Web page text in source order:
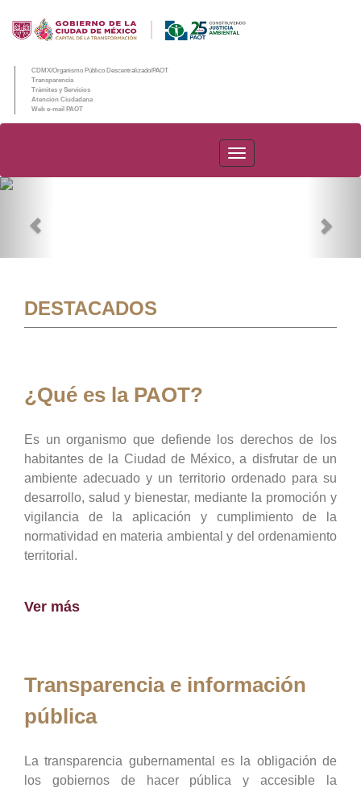
CDMX/Organismo Público Descentralizado/PAOT
Transparencia
Trámites y Servicios
Atención Ciudadana
Web e-mail PAOT
PAOT
DESTACADOS
¿Qué es la PAOT?
Es un organismo que defiende los derechos de los
habitantes de la Ciudad de México, a disfrutar de un
ambiente adecuado y un territorio ordenado para su
desarrollo, salud y bienestar, mediante la promoción y
vigilancia de la aplicación y cumplimiento de la
normatividad en materia ambiental y del ordenamiento
territorial.
Ver más
Transparencia e información
pública
La transparencia gubernamental es la obligación de
los gobiernos de hacer pública y accesible la